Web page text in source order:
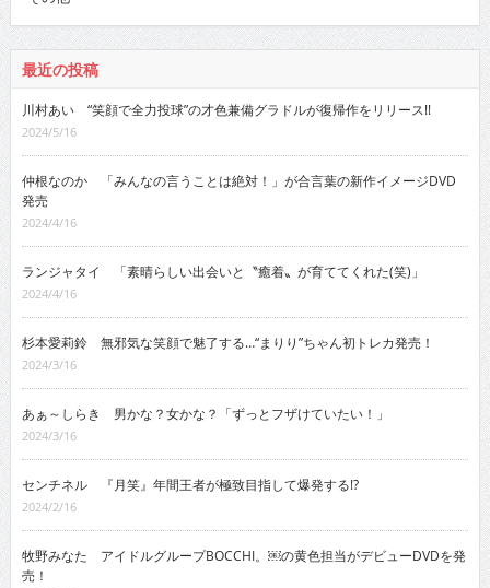
最近の投稿
川村あい “笑顔で全力投球”の才色兼備グラドルが復帰作をリリース!!
2024/5/16
仲根なのか 「みんなの言うことは絶対！」が合言葉の新作イメージDVD
発売
2024/4/16
ランジャタイ 「素晴らしい出会いと〝癒着〟が育ててくれた(笑)」
2024/4/16
杉本愛莉鈴 無邪気な笑顔で魅了する…“まりり”ちゃん初トレカ発売！
2024/3/16
あぁ～しらき 男かな？女かな？「ずっとフザけていたい！」
2024/3/16
センチネル 『月笑』年間王者が極致目指して爆発する!?
2024/2/16
牧野みなた アイドルグループBOCCHI。￼の黄色担当がデビューDVDを発
売！